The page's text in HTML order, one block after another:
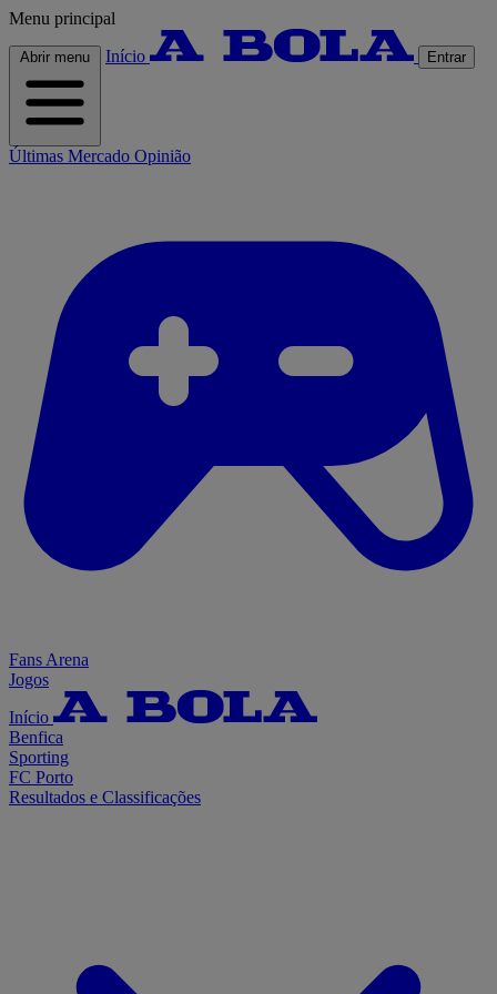
Menu principal
Abrir menu Início Entrar
Últimas Mercado Opinião
Fans Arena
Jogos
Início
Benfica
Sporting
FC Porto
Resultados e Classificações